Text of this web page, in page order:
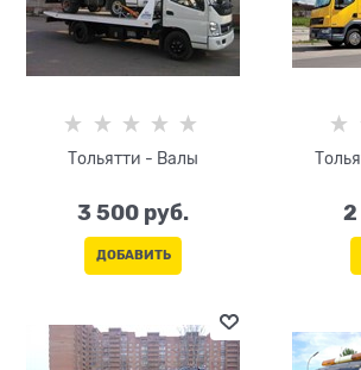
Тольятти - Валы
3 500 руб.
ДОБАВИТЬ